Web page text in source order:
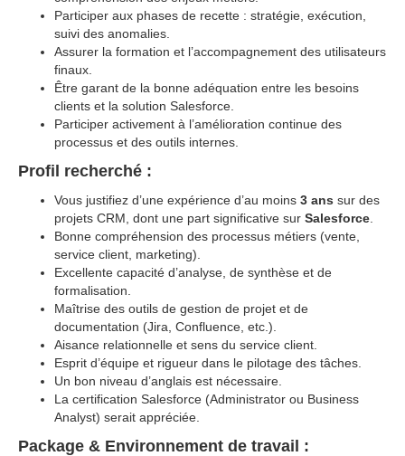
Participer aux phases de recette : stratégie, exécution,
suivi des anomalies.
Assurer la formation et l’accompagnement des utilisateurs
finaux.
Être garant de la bonne adéquation entre les besoins
clients et la solution Salesforce.
Participer activement à l’amélioration continue des
processus et des outils internes.
Profil recherché :
Vous justifiez d’une expérience d’au moins 3 ans sur des
projets CRM, dont une part significative sur Salesforce
Bonne compréhension des processus métiers (vente,
service client, marketing).
Excellente capacité d’analyse, de synthèse et de
formalisation.
Maîtrise des outils de gestion de projet et de
documentation (Jira, Confluence, etc.).
Aisance relationnelle et sens du service client.
Esprit d’équipe et rigueur dans le pilotage des tâches.
Un bon niveau d’anglais est nécessaire.
La certification Salesforce (Administrator ou Business
Analyst) serait appréciée.
Package & Environnement de travail :